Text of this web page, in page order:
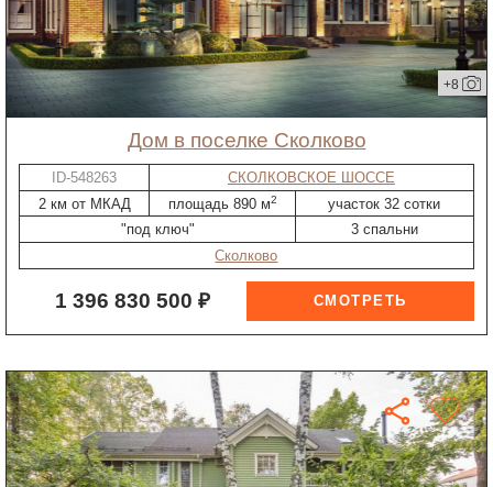
+8
дом в поселке Сколково
ID-548263
СКОЛКОВСКОЕ ШОССЕ
2 км от МКАД
площадь 890 м2
участок 32 сотки
"под ключ"
3 спальни
Сколково
1 396 830 500 ₽